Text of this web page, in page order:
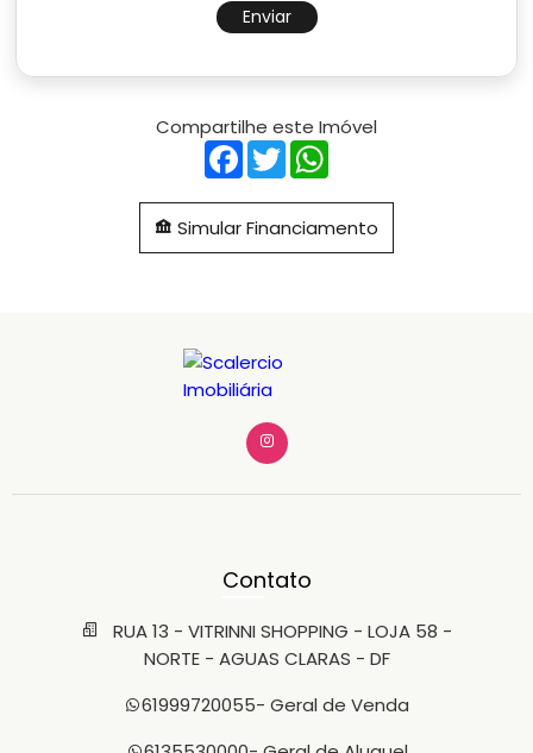
Enviar
Compartilhe este Imóvel
Facebook
Twitter
Simular Financiamento
Contato
RUA 13 - VITRINNI SHOPPING - LOJA 58 -
NORTE - AGUAS CLARAS - DF
61999720055- Geral de Venda